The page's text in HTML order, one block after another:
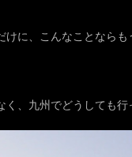
けに、こんなことなら
、九州でどうしても行